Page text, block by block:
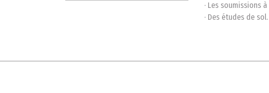
· Les soumissions
· Des études de